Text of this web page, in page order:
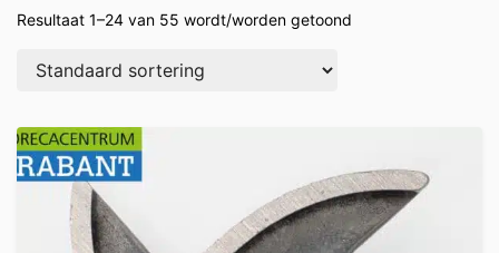
Resultaat 1–24 van 55 wordt/worden getoond